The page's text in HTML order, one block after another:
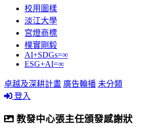
校用圖樣
淡江大學
宮燈商標
樸實剛毅
AI+SDGs=∞
ESG+AI=∞
卓越及深耕計畫 廣告輪播 未分類
登入
教發中心張主任頒發感謝狀